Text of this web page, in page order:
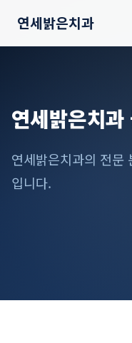
연세밝은치과
연세밝은치과
연세밝은치과의 전문
입니다.